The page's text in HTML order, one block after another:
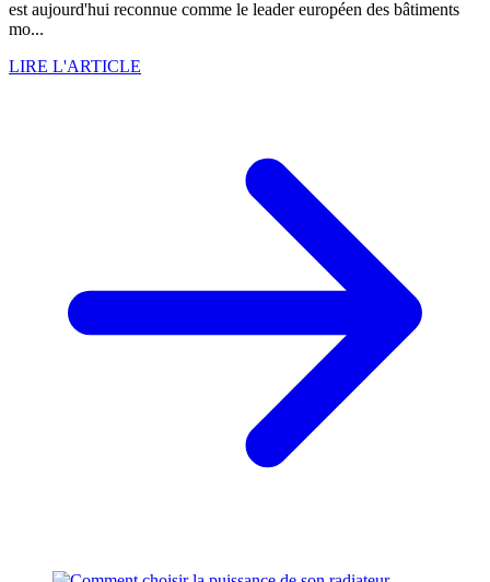
est aujourd'hui reconnue comme le leader européen des bâtiments
mo...
LIRE L'ARTICLE